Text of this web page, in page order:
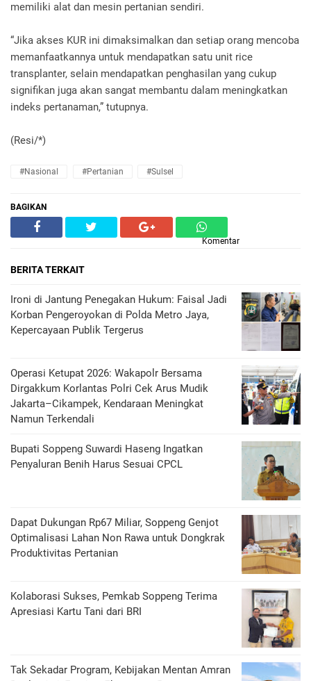
memiliki alat dan mesin pertanian sendiri.
“Jika akses KUR ini dimaksimalkan dan setiap orang mencoba
memanfaatkannya untuk mendapatkan satu unit rice
transplanter, selain mendapatkan penghasilan yang cukup
signifikan juga akan sangat membantu dalam meningkatkan
indeks pertanaman,” tutupnya.
(Resi/*)
#Nasional #Pertanian #Sulsel
BAGIKAN
Komentar
BERITA TERKAIT
Ironi di Jantung Penegakan Hukum: Faisal Jadi
Korban Pengeroyokan di Polda Metro Jaya,
Kepercayaan Publik Tergerus
Operasi Ketupat 2026: Wakapolr Bersama
Dirgakkum Korlantas Polri Cek Arus Mudik
Jakarta–Cikampek, Kendaraan Meningkat
Namun Terkendali
Bupati Soppeng Suwardi Haseng Ingatkan
Penyaluran Benih Harus Sesuai CPCL
Dapat Dukungan Rp67 Miliar, Soppeng Genjot
Optimalisasi Lahan Non Rawa untuk Dongkrak
Produktivitas Pertanian
Kolaborasi Sukses, Pemkab Soppeng Terima
Apresiasi Kartu Tani dari BRI
Tak Sekadar Program, Kebijakan Mentan Amran